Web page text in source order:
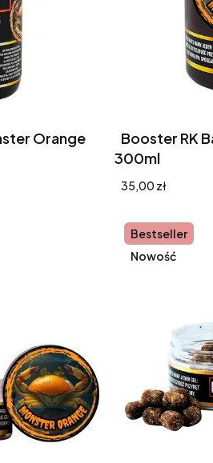
Orange
Booster RK
300ml
Cena
35,00 zł
Bestseller
Nowość